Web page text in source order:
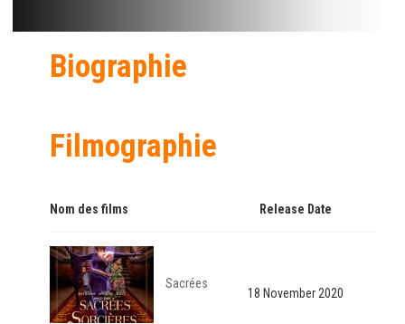
Biographie
Filmographie
Nom des films Release Date
Sacrées
18 November 2020